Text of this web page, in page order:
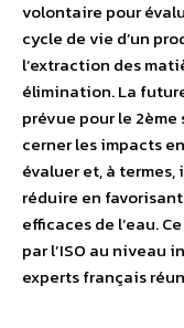
volontaire pour
cycle de vie d’un
l’extraction des
élimination. La
prévue pour le
cerner les impacts
évaluer et, à
réduire en
efficaces de l’eau.
par l’ISO au niveau
experts français